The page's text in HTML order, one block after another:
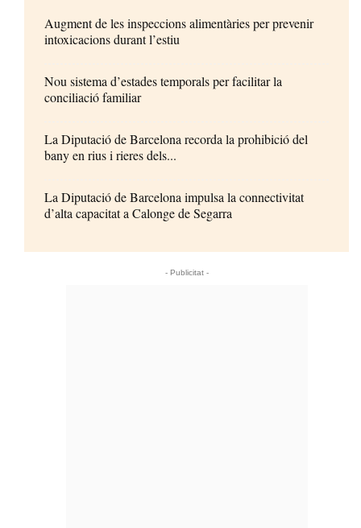
Augment de les inspeccions alimentàries per prevenir
intoxicacions durant l’estiu
Nou sistema d’estades temporals per facilitar la
conciliació familiar
La Diputació de Barcelona recorda la prohibició del
bany en rius i rieres dels...
La Diputació de Barcelona impulsa la connectivitat
d’alta capacitat a Calonge de Segarra
- Publicitat -